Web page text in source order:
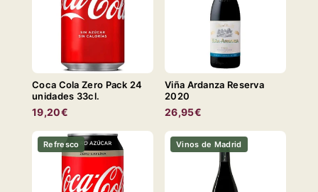
Coca Cola Zero Pack 24
unidades 33cl.
19,20€
Viña Ardanza Reserva
2020
26,95€
Refresco Vinos de Madrid